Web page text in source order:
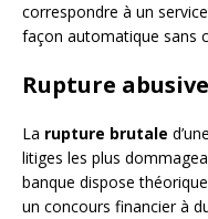
correspondre à un
façon automatique sans
Rupture
La rupture brutale
litiges les plus
banque dispose
un concours financier à